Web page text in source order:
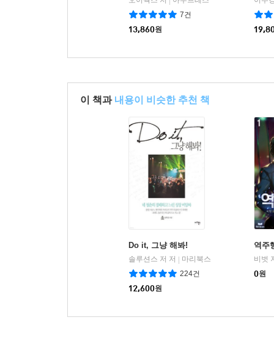
7건
13,860원
이 책과 내용이 비슷한 추천 책
Do it, 그냥 해봐!
솔루션스 저 저 | 마리북스
224건
12,600원
역주
비벗
0원